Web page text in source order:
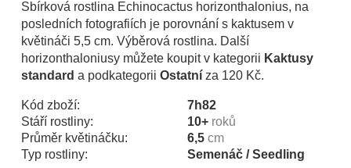
Sbírková rostlina Echinocactus horizonthalonius, na
posledních fotografiích je porovnání s kaktusem v
květináči 5,5 cm. Výběrová rostlina. Další
horizonthaloniusy můžete koupit v kategorii Kaktusy
standard a podkategorii Ostatní za 120 Kč.
Kód zboží:
7h82
Stáří rostliny:
10+ roků
Průměr květináčku:
6,5 cm
Typ rostliny:
Semenáč / Seedling